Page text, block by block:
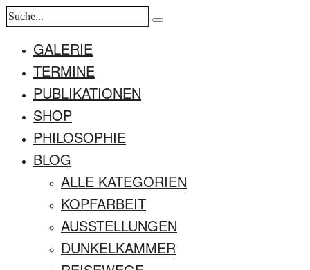
GALERIE
TERMINE
PUBLIKATIONEN
SHOP
PHILOSOPHIE
BLOG
ALLE KATEGORIEN
KOPFARBEIT
AUSSTELLUNGEN
DUNKELKAMMER